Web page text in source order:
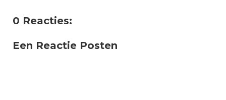
0 Reacties:
Een Reactie Posten